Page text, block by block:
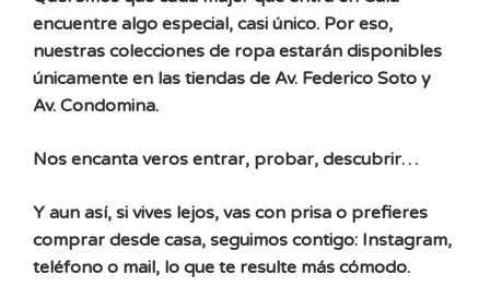
encuentre algo especial, casi único. Por eso,
nuestras colecciones de ropa estarán disponibles
únicamente en las tiendas de Av. Federico Soto y
Av. Condomina.
Nos encanta veros entrar, probar, descubrir…
Y aun así, si vives lejos, vas con prisa o prefieres
comprar desde casa, seguimos contigo: Instagram,
teléfono o mail, lo que te resulte más cómodo.